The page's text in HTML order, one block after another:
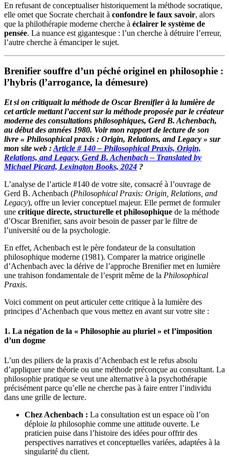
En refusant de conceptualiser historiquement la méthode socratique,
elle omet que Socrate cherchait à confondre le faux savoir, alors
que la philothérapie moderne cherche à éclairer le système de
pensée. La nuance est gigantesque : l’un cherche à détruire l’erreur,
l’autre cherche à émanciper le sujet.
Brenifier souffre d’un péché originel en philosophie :
l’hybris (l’arrogance, la démesure)
Et si on critiquait la méthode de Oscar Brenifier à la lumière de
cet article mettant l’accent sur la méthode proposée par le créateur
moderne des consultations philosophiques, Gerd B. Achenbach,
au début des années 1980. Voir mon rapport de lecture de son
livre « Philosophical praxis : Origin, Relations, and Legacy » sur
mon site web :Article # 140 – Philosophical Praxis, Origin,
Relations, and Legacy, Gerd B. Achenbach – Translated by
Michael Picard, Lexington Books, 2024 ?
L’analyse de l’article #140 de votre site, consacré à l’ouvrage de
Gerd B. Achenbach (Philosophical Praxis: Origin, Relations, and
Legacy), offre un levier conceptuel majeur. Elle permet de formuler
une critique directe, structurelle et philosophique de la méthode
d’Oscar Brenifier, sans avoir besoin de passer par le filtre de
l’université ou de la psychologie.
En effet, Achenbach est le père fondateur de la consultation
philosophique moderne (1981). Comparer la matrice originelle
d’Achenbach avec la dérive de l’approche Brenifier met en lumière
une trahison fondamentale de l’esprit même de la Philosophical
Praxis.
Voici comment on peut articuler cette critique à la lumière des
principes d’Achenbach que vous mettez en avant sur votre site :
1. La négation de la « Philosophie au pluriel » et l’imposition
d’un dogme
L’un des piliers de la praxis d’Achenbach est le refus absolu
d’appliquer une théorie ou une méthode préconçue au consultant. La
philosophie pratique se veut une alternative à la psychothérapie
précisément parce qu’elle ne cherche pas à faire entrer l’individu
dans une grille de lecture.
Chez Achenbach : La consultation est un espace où l’on
déploie la philosophie comme une attitude ouverte. Le
praticien puise dans l’histoire des idées pour offrir des
perspectives narratives et conceptuelles variées, adaptées à la
singularité du client.